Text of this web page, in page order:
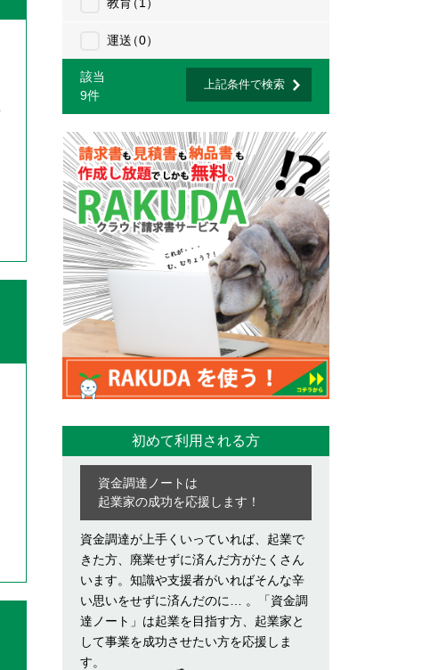
運送（0）
該当
9件
上記条件で検索
初めて利用される方
資金調達ノートは
起業家の成功を応援します！
資金調達が上手くいっていれば、起業で
きた方、廃業せずに済んだ⽅がたくさん
います。知識や支援者がいればそんな辛
い思いをせずに済んだのに… 。「資金調
達ノート」は起業を目指す方、起業家と
して事業を成功させたい方を応援しま
す。